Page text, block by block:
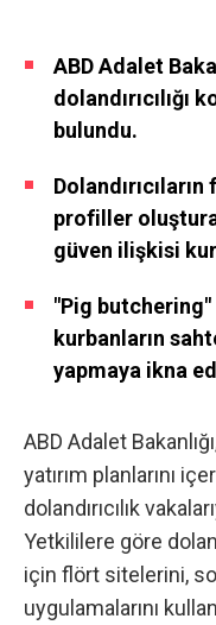
ABD Adalet
dolandırıcılığı
bulundu.
profiller
güven ilişkisi
"Pig
kurbanların
yapmaya ikna
ABD Adalet
yatırım planlarını
dolandırıcılık
Yetkililere göre
için flört sitelerini,
uygulamalarını